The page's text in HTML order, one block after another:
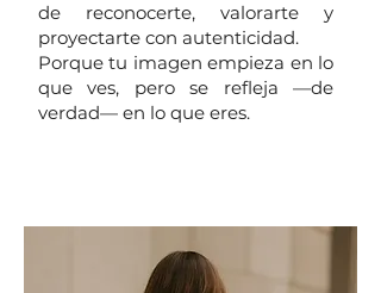
de reconocerte, valorarte y
proyectarte con autenticidad.
Porque tu imagen empieza en lo
que ves, pero se refleja —de
verdad— en lo que eres.